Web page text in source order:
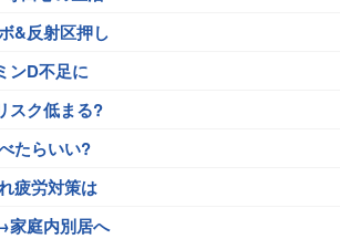
&反射区押し
ンD不足に
スク低まる?
たらいい?
疲労対策は
家庭内別居へ